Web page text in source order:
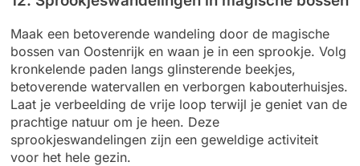
Maak een betoverende wandeling door de magische
bossen van Oostenrijk en waan je in een sprookje. Volg
kronkelende paden langs glinsterende beekjes,
betoverende watervallen en verborgen kabouterhuisjes.
Laat je verbeelding de vrije loop terwijl je geniet van de
prachtige natuur om je heen. Deze
sprookjeswandelingen zijn een geweldige activiteit
voor het hele gezin.